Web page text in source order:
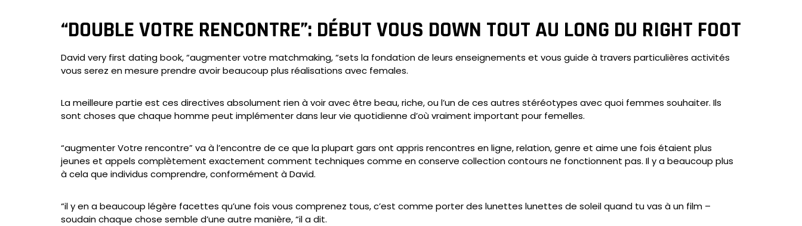
“DOUBLE VOTRE RENCONTRE”: DÉBUT VOUS DOWN TOUT AU LONG DU RIGHT FOOT
David very first dating book, “augmenter votre matchmaking, “sets la fondation de leurs enseignements et vous guide à travers particulières activités
vous serez en mesure prendre avoir beaucoup plus réalisations avec females.
La meilleure partie est ces directives absolument rien à voir avec être beau, riche, ou l’un de ces autres stéréotypes avec quoi femmes souhaiter. Ils
sont choses que chaque homme peut implémenter dans leur vie quotidienne d’où vraiment important pour femelles.
“augmenter Votre rencontre” va à l’encontre de ce que la plupart gars ont appris rencontres en ligne, relation, genre et aime une fois étaient plus
jeunes et appels complètement exactement comment techniques comme en conserve collection contours ne fonctionnent pas. Il y a beaucoup plus
à cela que individus comprendre, conformément à David.
“il y en a beaucoup légère facettes qu’une fois vous comprenez tous, c’est comme porter des lunettes lunettes de soleil quand tu vas à un film –
soudain chaque chose semble d’une autre manière, “il a dit.